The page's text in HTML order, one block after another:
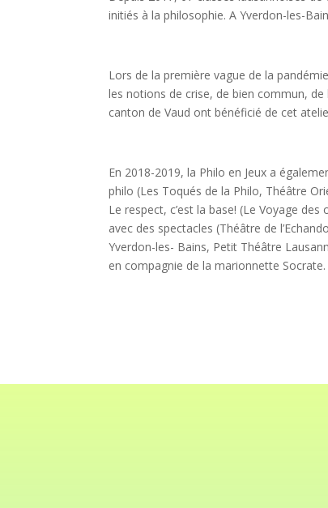
initiés à la philosophie. A Yverdon-les-
Lors de la première vague de la
les notions de crise, de bien commun,
canton de Vaud ont bénéficié de cet
En 2018-2019, la Philo en Jeux a
philo (Les Toqués de la Philo, Théâtre
Le respect, c’est la base! (Le Voyage
avec des spectacles (Théâtre de
Yverdon-les- Bains, Petit Théâtre
en compagnie de la marionnette Socrate.